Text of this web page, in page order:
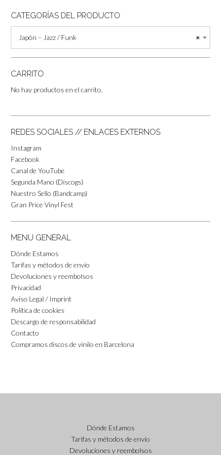
CATEGORÍAS DEL PRODUCTO
×
Japón – Jazz / Funk
CARRITO
No hay productos en el carrito.
REDES SOCIALES // ENLACES EXTERNOS
Instagram
Facebook
Canal de YouTube
Segunda Mano (Discogs)
Nuestro Sello (Bandcamp)
Gran Price Vinyl Fest
MENU GENERAL
Dónde Estamos
Tarifas y métodos de envío
Devoluciones y reembolsos
Privacidad
Aviso Legal / Imprint
Política de cookies
Descargo de responsabilidad
Contacto
Compramos discos de vinilo en Barcelona
Dónde Estamos
Tarifas y métodos de envío
Devoluciones y reembolsos